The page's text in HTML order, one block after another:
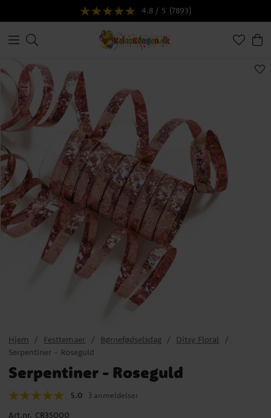
4.8 / 5 (7893)
Hjem Festtemaer Børnefødselsdag
Ditsy Floral
Serpentiner - Roseguld
Serpentiner - Roseguld
5.0 3 anmeldelser
Art.nr. CR35000